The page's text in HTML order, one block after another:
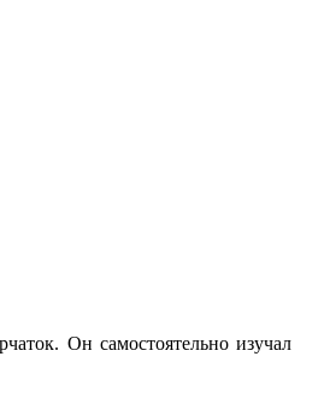
Он самостоятельно изучал